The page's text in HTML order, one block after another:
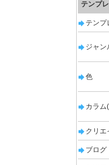
テンプ
テンプ
ジャン
色
カラム
クリエ
ブログ